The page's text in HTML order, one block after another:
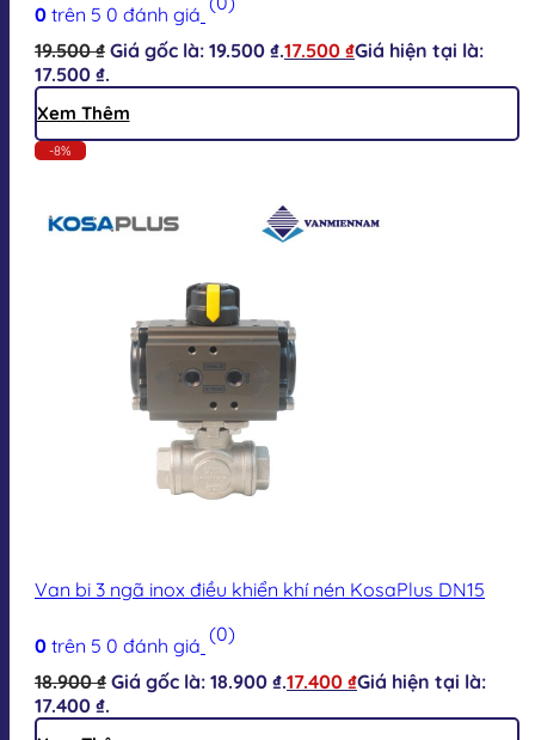
0 trên 5 0 đánh giá
19.500₫ Giá gốc là: 19.500 ₫.17.500 ₫Giá hiện tại là:
17.500 ₫.
Xem Thêm
-8%
Van bi 3 ngã inox điều khiển khí nén KosaPlus DN15
0 trên 5 0 đánh giá (0)
18.900₫ Giá gốc là: 18.900 ₫.17.400 ₫Giá hiện tại là:
17.400 ₫.